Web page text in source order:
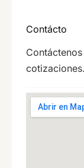
Contácto
cotizaciones.